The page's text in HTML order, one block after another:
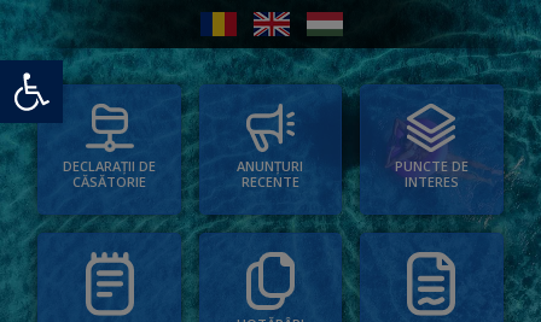
Deschide bara de unelte
DECLARAȚII DE
CĂSĂTORIE
ANUNȚURI
RECENTE
PUNCTE DE
INTERES